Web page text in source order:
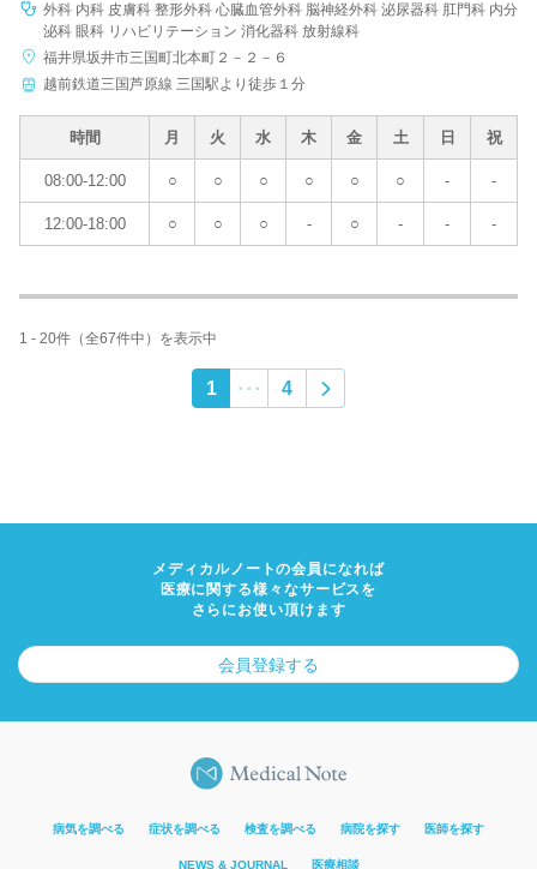
外科 内科 皮膚科 整形外科 心臓血管外科 脳神経外科 泌尿器科 肛門科 内分
泌科 眼科 リハビリテーション 消化器科 放射線科
福井県坂井市三国町北本町２－２－６
越前鉄道三国芦原線 三国駅より徒歩１分
時間 月 火 水 木 金 土 日 祝
08:00-12:00 ○ ○ ○ ○ ○ ○ - -
12:00-18:00 ○ ○ ○ - ○ - - -
1 - 20件（全67件中）を表示中
1 ･･･ 4
メディカルノートの会員になれば
医療に関する様々なサービスを
さらにお使い頂けます
会員登録する
病気を調べる 症状を調べる 検査を調べる 病院を探す 医師を探す
NEWS & JOURNAL 医療相談